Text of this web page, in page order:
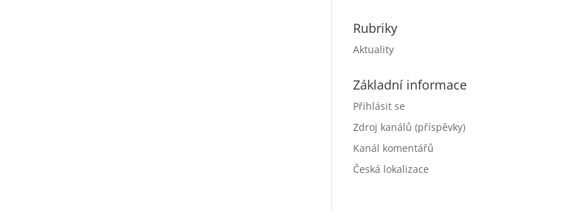
Rubriky
Aktuality
Základní informace
Přihlásit se
Zdroj kanálů (příspěvky)
Kanál komentářů
Česká lokalizace